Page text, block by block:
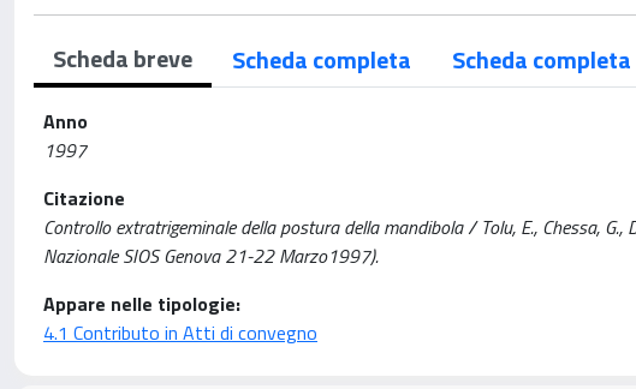
Scheda breve Scheda completa Scheda completa
Anno
1997
Citazione
Controllo extratrigeminale della postura della mandibola / Tolu, E., Chessa,
Nazionale SIOS Genova 21-22 Marzo1997).
Appare nelle tipologie:
4.1 Contributo in Atti di convegno